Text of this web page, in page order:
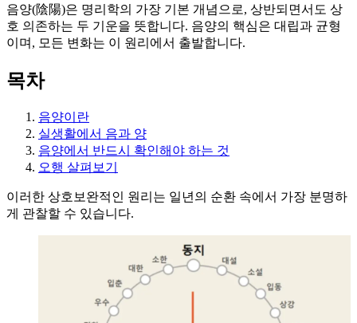
음양(陰陽)은 명리학의 가장 기본 개념으로, 상반되면서도 상
호 의존하는 두 기운을 뜻합니다. 음양의 핵심은 대립과 균형
이며, 모든 변화는 이 원리에서 출발합니다.
목차
음양이란
실생활에서 음과 양
음양에서 반드시 확인해야 하는 것
오행 살펴보기
이러한 상호보완적인 원리는 일년의 순환 속에서 가장 분명하
게 관찰할 수 있습니다.